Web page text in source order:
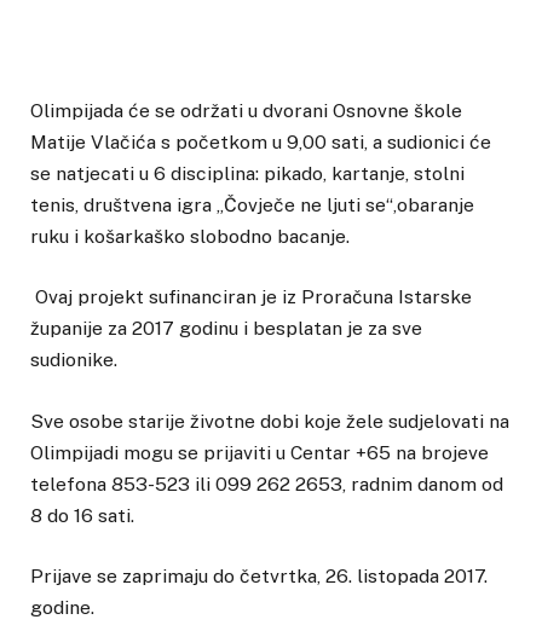
Olimpijada će se održati u dvorani Osnovne škole
Matije Vlačića s početkom u 9,00 sati, a sudionici će
se natjecati u 6 disciplina: pikado, kartanje, stolni
tenis, društvena igra „Čovječe ne ljuti se“,obaranje
ruku i košarkaško slobodno bacanje.
Ovaj projekt sufinanciran je iz Proračuna Istarske
županije za 2017 godinu i besplatan je za sve
sudionike.
Sve osobe starije životne dobi koje žele sudjelovati na
Olimpijadi mogu se prijaviti u Centar +65 na brojeve
telefona 853-523 ili 099 262 2653, radnim danom od
8 do 16 sati.
Prijave se zaprimaju do četvrtka, 26. listopada 2017.
godine.